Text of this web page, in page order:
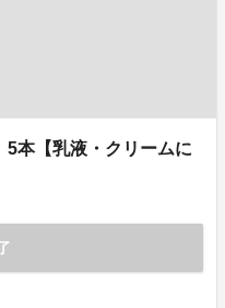
本【乳液・クリームに